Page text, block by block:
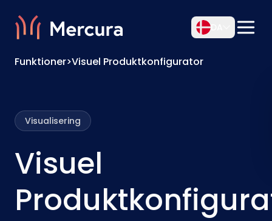
Funktioner>Visuel Produktkonfigurator
Visualisering
Visuel